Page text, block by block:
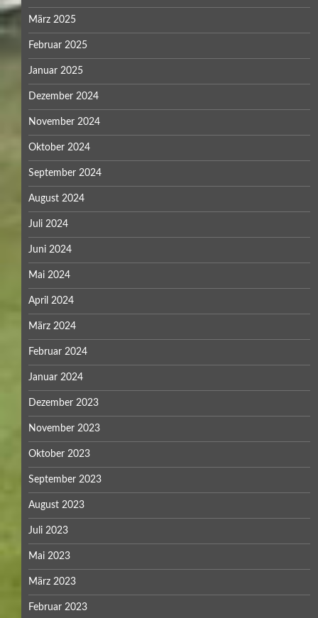
März 2025
Februar 2025
Januar 2025
Dezember 2024
November 2024
Oktober 2024
September 2024
August 2024
Juli 2024
Juni 2024
Mai 2024
April 2024
März 2024
Februar 2024
Januar 2024
Dezember 2023
November 2023
Oktober 2023
September 2023
August 2023
Juli 2023
Mai 2023
März 2023
Februar 2023